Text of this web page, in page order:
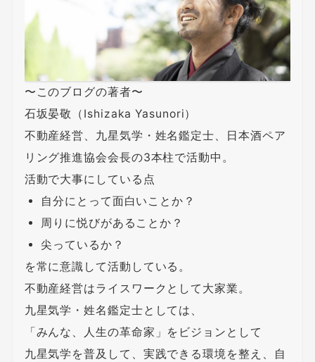
〜このブログの著者〜
石坂晏敬（Ishizaka Yasunori）
不動産経営、九星気学・姓名鑑定士、日本酒ペア
リング推進協会会長の3本柱で活動中。
活動で大事にしている点
自分にとって面白いことか？
周りに悦びがあることか？
尖っているか？
を常に意識して活動している。
不動産経営はライスワークとして大家業。
九星気学・姓名鑑定士としては、
「みんな、人生の革命家」をビジョンとして
九星気学を普及して、実践できる環境を整え、自